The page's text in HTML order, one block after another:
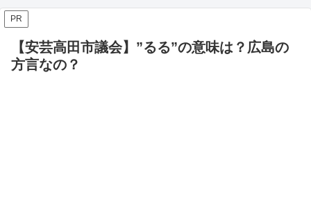
PR
【安芸高田市議会】”るる”の意味は？広島の
方言なの？